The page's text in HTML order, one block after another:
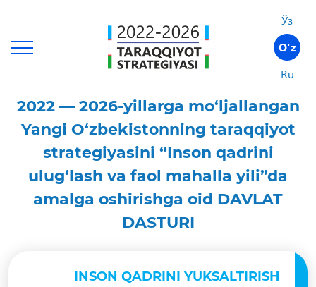
Ўз
O'z
Ru
2022 — 2026-yillarga mo‘ljallangan
Yangi O‘zbekistonning taraqqiyot
strategiyasini “Inson qadrini
ulug‘lash va faol mahalla yili”da
amalga oshirishga oid DAVLAT
DASTURI
INSON QADRINI YUKSALTIRISH